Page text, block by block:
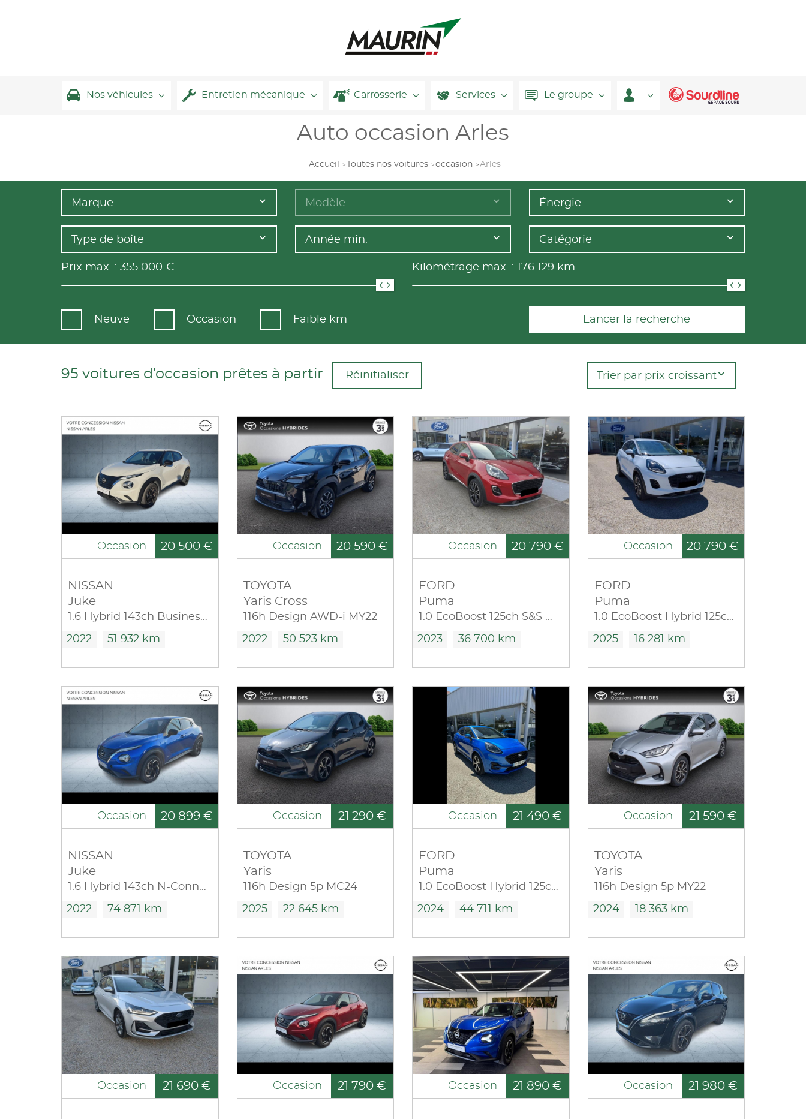
Nos véhicules Entretien mécanique Carrosserie Services Le groupe
Auto occasion Arles
Accueil Toutes nos voitures occasion Arles
Marque Modèle Énergie
Type de boîte Année min. Catégorie
Prix max. : 355 000 € Kilométrage max. : 176 129 km
Neuve Occasion Faible km Lancer la recherche
95 voitures d’occasion prêtes à partir Réinitialiser Trier par prix croissant
Occasion 20 500 €
NISSAN
Juke
1.6 Hybrid 143ch Business+ 2022.5
2022 51 932 km
Occasion 20 590 €
TOYOTA
Yaris Cross
116h Design AWD-i MY22
2022 50 523 km
Occasion 20 790 €
FORD
Puma
1.0 EcoBoost 125ch S&S mHEV Titanium Powershift
2023 36 700 km
Occasion 20 790 €
FORD
Puma
1.0 EcoBoost Hybrid 125ch Titanium Business S&S
2025 16 281 km
Occasion 20 899 €
NISSAN
Juke
1.6 Hybrid 143ch N-Connecta 2022.5
2022 74 871 km
Occasion 21 290 €
TOYOTA
Yaris
116h Design 5p MC24
2025 22 645 km
Occasion 21 490 €
FORD
Puma
1.0 EcoBoost Hybrid 125ch ST-Line S&S
2024 44 711 km
Occasion 21 590 €
TOYOTA
Yaris
116h Design 5p MY22
2024 18 363 km
Occasion 21 690 € Occasion 21 790 € Occasion 21 890 € Occasion 21 980 €